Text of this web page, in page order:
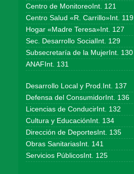
Centro de MonitoreoInt. 121
Centro Salud «R. Carrillo»Int. 119
Hogar «Madre Teresa»Int. 127
Sec. Desarrollo SocialInt. 129
Subsecretaría de la MujerInt. 130
ANAFInt. 131
Desarrollo Local y Prod.Int. 137
Defensa del ConsumidorInt. 136
Licencias de ConducirInt. 132
Cultura y EducaciónInt. 134
Dirección de DeportesInt. 135
Obras SanitariasInt. 141
Servicios PúblicosInt. 125